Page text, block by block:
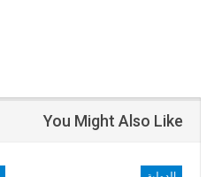
You Might Also Like